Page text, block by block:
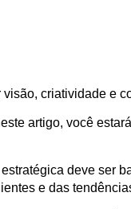
criatividade e
artigo, você
deve ser
e das